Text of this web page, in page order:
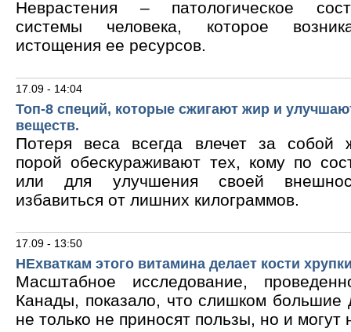
Неврастения – патологическое
системы человека, которое
истощения ее ресурсов.
17.09 - 14:04
Топ-8 специй, которые сжигают жир и
веществ.
Потеря веса всегда влечет за собой
порой обескураживают тех, кому по
или для улучшения своей
избавиться от лишних килограммов.
17.09 - 13:50
НЕхваткам этого витамина делает кости
Масштабное исследование,
Канады, показало, что слишком большие
не только не приносят пользы, но и могут